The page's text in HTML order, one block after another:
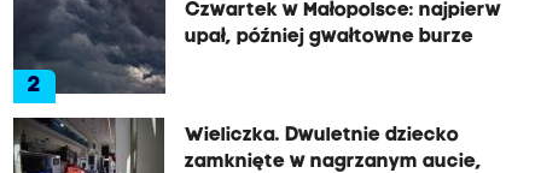
2
Czwartek w Małopolsce: najpierw
upał, później gwałtowne burze
Wieliczka. Dwuletnie dziecko
zamknięte w nagrzanym aucie,